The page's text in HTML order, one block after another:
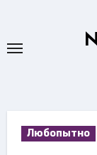
содержанию
Любопытно